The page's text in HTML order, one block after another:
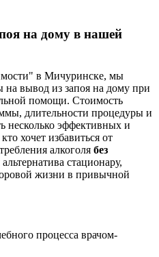
на дому в нашей
в Мичуринске, мы
на вывод из запоя на дому при
помощи. Стоимость
длительности процедуры и
несколько эффективных и
хочет избавиться от
алкоголя без
стационару,
жизни в привычной
процесса врачом-